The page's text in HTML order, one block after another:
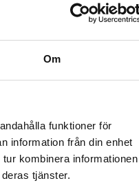
Om
funktioner för
information från din enhet
kombinera informationen
tjänster.
att även etikettspray måste ge